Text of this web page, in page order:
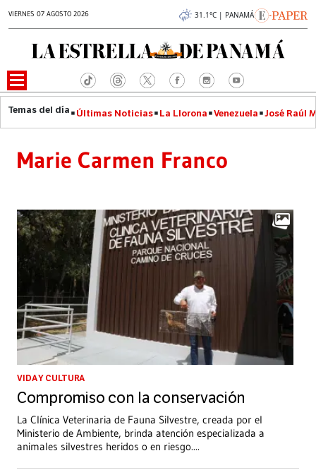
VIERNES 07 AGOSTO 2026 31.1°C | PANAMÁ
Últimas Noticias La Llorona Venezuela José Raúl
Marie Carmen Franco
VIDA Y CULTURA
Compromiso con la conservación
La Clínica Veterinaria de Fauna Silvestre, creada por el
Ministerio de Ambiente, brinda atención especializada a
animales silvestres heridos o en riesgo....